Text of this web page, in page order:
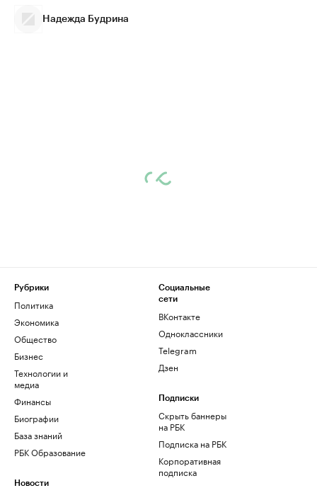
Надежда Будрина
Рубрики
Политика
Экономика
Общество
Бизнес
Технологии и
медиа
Финансы
Биографии
База знаний
РБК Образование
Новости
Социальные
сети
ВКонтакте
Одноклассники
Telegram
Дзен
Подписки
Скрыть баннеры
на РБК
Подписка на РБК
Корпоративная
подписка